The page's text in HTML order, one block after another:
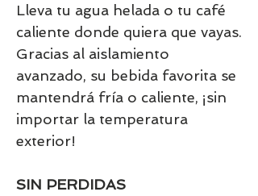
Lleva tu agua helada o tu café
caliente donde quiera que vayas.
Gracias al aislamiento
avanzado, su bebida favorita se
mantendrá fría o caliente, ¡sin
importar la temperatura
exterior!
SIN PERDIDAS